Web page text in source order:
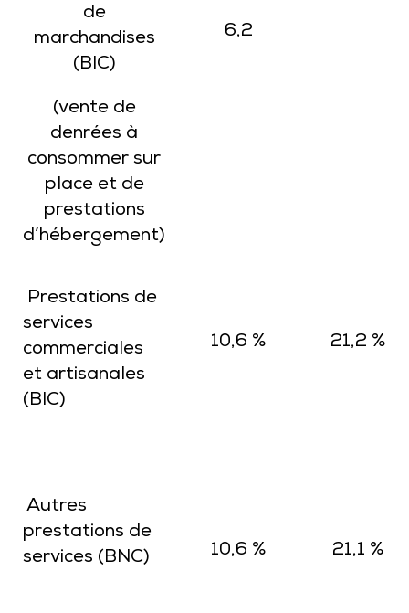
de
marchandises
(BIC)
(vente de
denrées à
consommer sur
place et de
prestations
d’hébergement)
6,2
Prestations de
services
commerciales
et artisanales
(BIC)
10,6 % 21,2 %
Autres
prestations de
services (BNC)
10,6 % 21,1 %